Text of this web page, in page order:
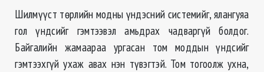
Шилмүүст төрлийн модны үндэсний системийг, ялангуяа
гол үндсийг гэмтээвэл амьдрах чадваргүй болдог.
Байгалийн жамаараа ургасан том моддын үндсийг
гэмтээхгүй ухаж авах нэн түвэгтэй. Том тогоолж ухна,